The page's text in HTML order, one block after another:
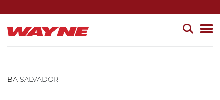
BA SALVADOR